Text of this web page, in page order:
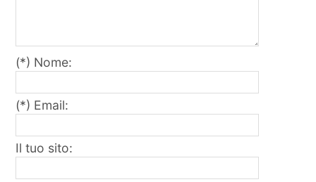
(*) Nome:
(*) Email:
Il tuo sito: